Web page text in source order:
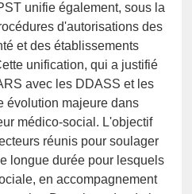
unifie également, sous la
d'autorisations des
et des établissements
unification, qui a justifié
avec les DDASS et les
évolution majeure dans
médico-social. L'objectif
réunis pour soulager
longue durée pour lesquels
en accompagnement